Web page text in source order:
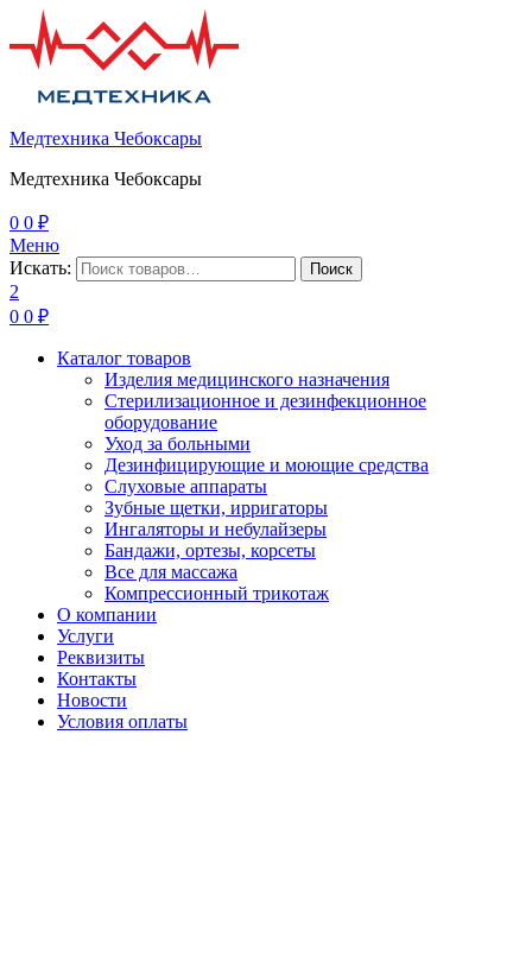
Медтехника Чебоксары
Медтехника Чебоксары
0 0 ₽
Меню
Искать:
Поиск
2
0 0 ₽
Каталог товаров
Изделия медицинского назначения
Стерилизационное и дезинфекционное
оборудование
Уход за больными
Дезинфицирующие и моющие средства
Слуховые аппараты
Зубные щетки, ирригаторы
Ингаляторы и небулайзеры
Бандажи, ортезы, корсеты
Все для массажа
Компрессионный трикотаж
О компании
Услуги
Реквизиты
Контакты
Новости
Условия оплаты